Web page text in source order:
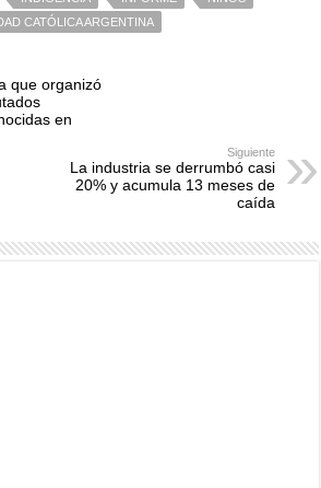
CATÓLICA ARGENTINA
que organizó
en
Siguiente
La industria se derrumbó casi
20% y acumula 13 meses de
caída